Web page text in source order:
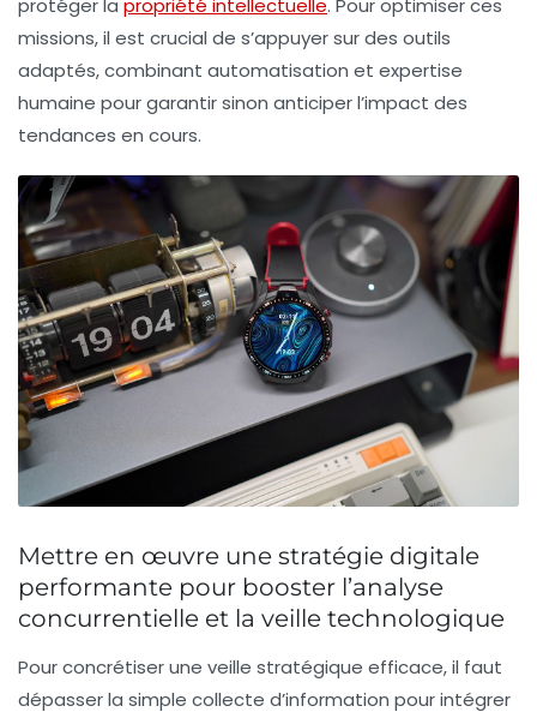
missions, il est crucial de s’appuyer sur des outils
adaptés, combinant automatisation et expertise
humaine pour garantir sinon anticiper l’impact des
tendances en cours.
Mettre en œuvre une stratégie digitale
performante pour booster l’analyse
concurrentielle et la veille technologique
Pour concrétiser une veille stratégique efficace, il faut
dépasser la simple collecte d’information pour intégrer